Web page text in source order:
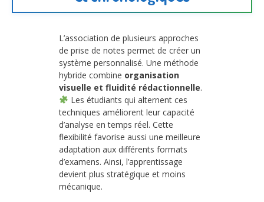
L’association de plusieurs approches
de prise de notes permet de créer un
système personnalisé. Une méthode
hybride combine organisation
visuelle et fluidité rédactionnelle.
Les étudiants qui alternent ces
techniques améliorent leur capacité
d’analyse en temps réel. Cette
flexibilité favorise aussi une meilleure
adaptation aux différents formats
d’examens. Ainsi, l’apprentissage
devient plus stratégique et moins
mécanique.